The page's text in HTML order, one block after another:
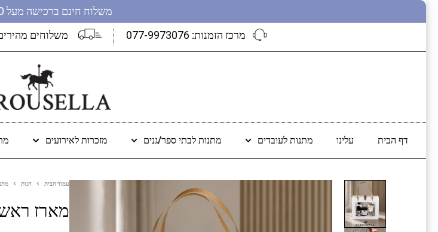
משלוח חינם ברכישה מעל 500 ש"ח !
מרכז הזמנות: 077-9973076 משלוחים
דף הבית עלינו מתנות לעובדים מתנות לבתי ספר/גנים מזכרות לאירועים
עמוד הבית חנות
מארז